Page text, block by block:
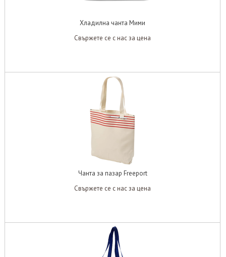
Хладилна чанта Мими
Свържете се с нас за цена
Чанта за пазар Freeport
Свържете се с нас за цена